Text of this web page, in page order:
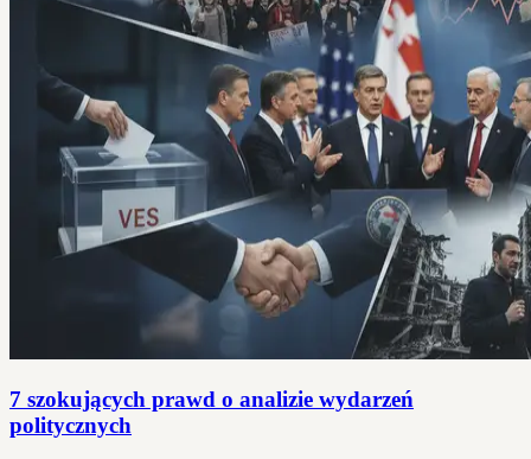
7 szokujących prawd o analizie wydarzeń
politycznych